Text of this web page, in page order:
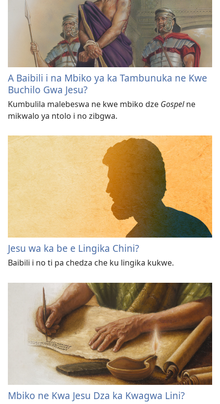
A Baibili i na Mbiko ya ka Tambunuka ne Kwe
Buchilo Gwa Jesu?
Kumbulila malebeswa ne kwe mbiko dze Gospelne
mikwalo ya ntolo i no zibgwa.
Jesu wa ka be e Lingika Chini?
Baibili i no ti pa chedza che ku lingika kukwe.
Mbiko ne Kwa Jesu Dza ka Kwagwa Lini?